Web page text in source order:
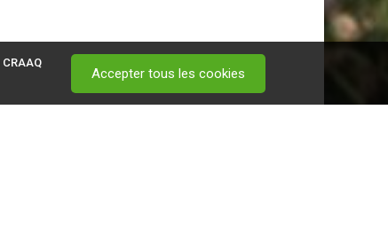
CRAAQ
Accepter tous les cookies